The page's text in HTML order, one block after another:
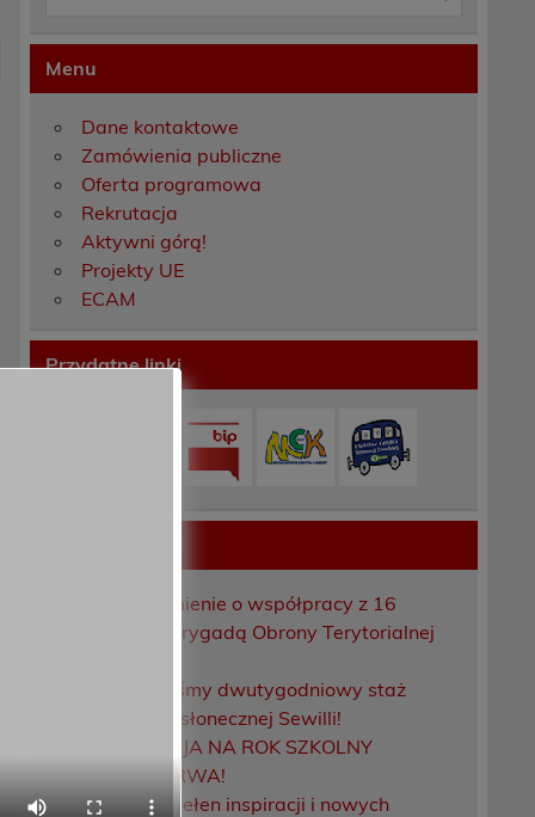
Menu
Dane kontaktowe
Zamówienia publiczne
Oferta programowa
Rekrutacja
Aktywni górą!
Projekty UE
ECAM
Przydatne linki
Porozumienie o współpracy z 16
Dolnośląską Brygadą Obrony Terytorialnej
Zakończyliśmy dwutygodniowy staż
zawodowy w słonecznej Sewilli!
REKRUTACJA NA ROK SZKOLNY
2026/2027 TRWA!
Weekend pełen inspiracji i nowych